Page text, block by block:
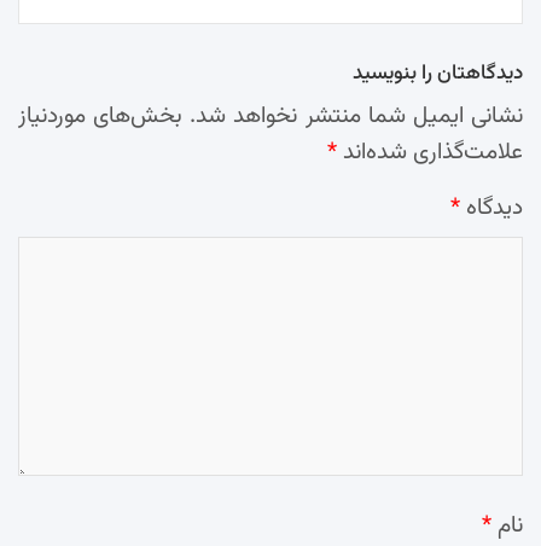
دیدگاهتان را بنویسید
نشانی ایمیل شما منتشر نخواهد شد. بخش‌های موردنیاز
علامت‌گذاری شده‌اند *
دیدگاه *
نام *